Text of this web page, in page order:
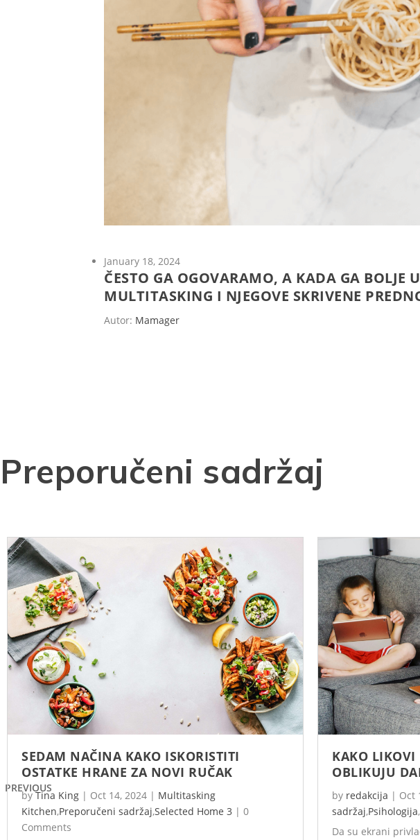
January 18, 2024
ČESTO GA OGOVARAMO, A KADA GA
MULTITASKING I NJEGOVE SKRIVENE
Autor: Mamager
Preporučeni sadržaj
PREVIOUS
SEDAM NAČINA KAKO ISKORISTITI
OSTATKE HRANE ZA NOVI RUČAK
by Tina King | Oct 14, 2024 | Multitasking
Kitchen,Preporučeni sadržaj,Selected Home 3 | 0
Comments
KAKO LIKOVI
OBLIKUJU
by redakcija | Oct
sadržaj,Psihologija,
Da su ekrani